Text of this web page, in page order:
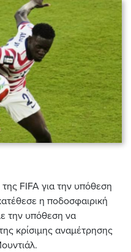
FIFA για την υπόθεση
η ποδοσφαιρική
την υπόθεση να
κρίσιμης αναμέτρησης